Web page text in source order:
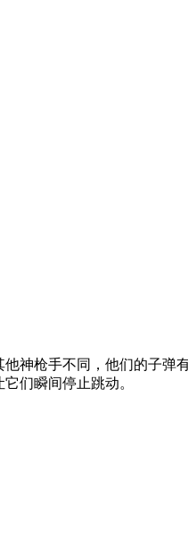
神枪手不同，他们的子
们瞬间停止跳动。